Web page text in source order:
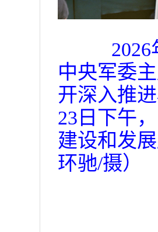
2026年
中央军委
开深入推
23日下午
建设和发
环驰/摄）